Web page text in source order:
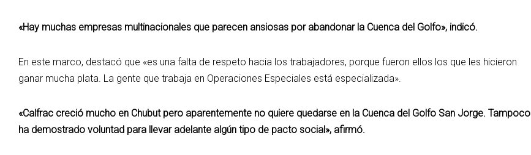
«Hay muchas empresas multinacionales que parecen ansiosas por abandonar la Cuenca del Golfo», indicó.
En este marco, destacó que «es una falta de respeto hacia los trabajadores, porque fueron ellos los que les hicieron
ganar mucha plata. La gente que trabaja en Operaciones Especiales está especializada».
«Calfrac creció mucho en Chubut pero aparentemente no quiere quedarse en la Cuenca del Golfo San Jorge. Tampoco
ha demostrado voluntad para llevar adelante algún tipo de pacto social», afirmó.